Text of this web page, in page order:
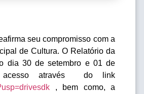
seu compromisso com a
de Cultura. O Relatório da
dia 30 de setembro e 01 de
acesso através do link
, bem como, a